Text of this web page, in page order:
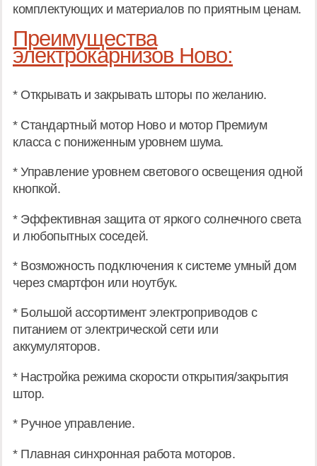
комплектующих и материалов по приятным ценам.
Преимущества
электрокарнизов Ново:
* Открывать и закрывать шторы по желанию.
* Стандартный мотор Ново и мотор Премиум
класса с пониженным уровнем шума.
* Управление уровнем светового освещения одной
кнопкой.
* Эффективная защита от яркого солнечного света
и любопытных соседей.
* Возможность подключения к системе умный дом
через смартфон или ноутбук.
* Большой ассортимент электроприводов с
питанием от электрической сети или
аккумуляторов.
* Настройка режима скорости открытия/закрытия
штор.
* Ручное управление.
* Плавная синхронная работа моторов.